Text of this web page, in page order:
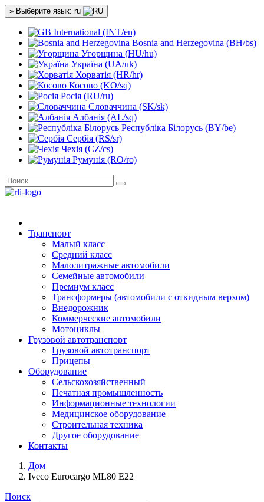
» Выберите язык: ru
International (INT/en)
Bosnia and Herzegovina (BH/bs)
Угорщина (HU/hu)
Україна (UA/uk)
Хорватія (HR/hr)
Косово (KO/sq)
Росія (RU/ru)
Словаччина (SK/sk)
Албанія (AL/sq)
Республіка Білорусь (BY/be)
Сербія (RS/sr)
Чехія (CZ/cs)
Румунія (RO/ro)
Транспорт
Малый класс
Средний класс
Малолитражные автомобили
Семейные автомобили
Премиум класс
Трансформеры (автомобили с откидным верхом)
Внедорожник
Коммерческие автомобили
Мотоциклы
Грузовой автотранспорт
Грузовой автотранспорт
Прицепы
Оборудование
Сельскохозяйственный
Печатная промышленность
Информационные технологии
Медицинское оборудование
Строительная техника
Другое оборудование
Контакты
Дом
Iveco Eurocargo ML80 E22
Поиск